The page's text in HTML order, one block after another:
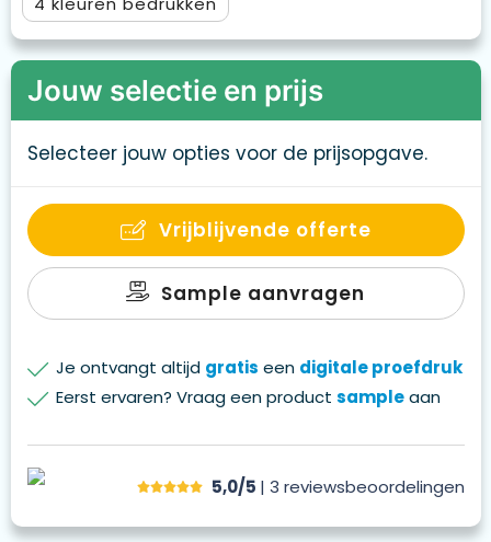
Jouw selectie en prijs
Selecteer jouw opties voor de prijsopgave.
Vrijblijvende offerte
Sample aanvragen
Je ontvangt altijd gratis een digitale proefdruk
Eerst ervaren? Vraag een product sampleaan
5,0/5 | 3 reviewsbeoordelingen